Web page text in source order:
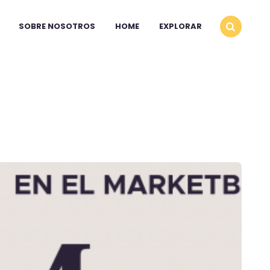
SOBRE NOSOTROS HOME EXPLORAR